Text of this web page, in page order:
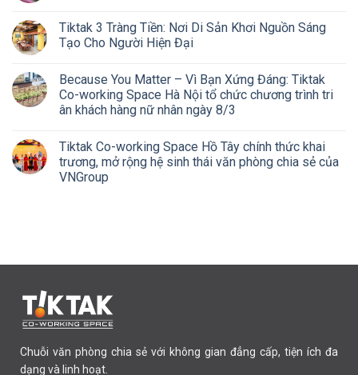
Tiktak 3 Tràng Tiền: Nơi Di Sản Khơi Nguồn Sáng
Tạo Cho Người Hiện Đại
Because You Matter – Vì Bạn Xứng Đáng: Tiktak
Co-working Space Hà Nội tổ chức chương trình tri
ân khách hàng nữ nhân ngày 8/3
Tiktak Co-working Space Hồ Tây chính thức khai
trương, mở rộng hệ sinh thái văn phòng chia sẻ của
VNGroup
Chuỗi văn phòng chia sẻ với không gian đẳng cấp, tiện ích đa
dạng và linh hoạt.